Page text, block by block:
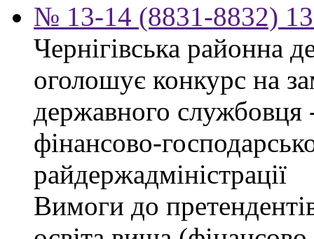
№ 13-14 (8831-8832)
Чернігівська районна
оголошує конкурс на
державного службовця -
фінансово-
райдержадміністрації
Вимоги до